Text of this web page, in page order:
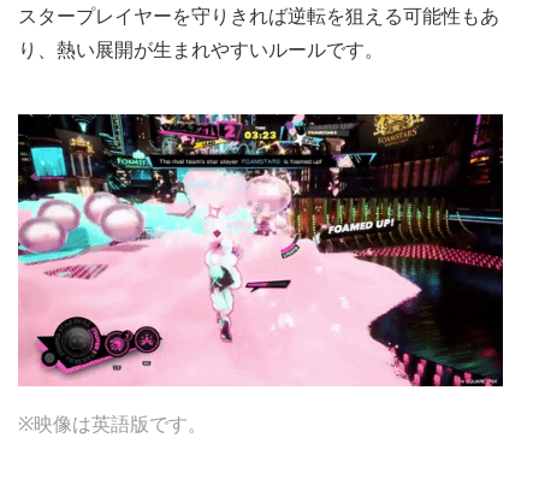
スタープレイヤーを守りきれば逆転を狙える可能性もあ
り、熱い展開が生まれやすいルールです。
※映像は英語版です。